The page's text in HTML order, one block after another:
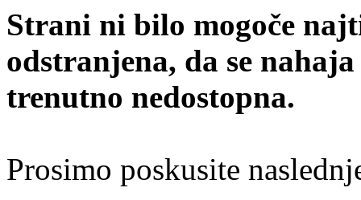
Strani ni bilo mogoče
odstranjena, da se
trenutno nedostopna.
Prosimo poskusite